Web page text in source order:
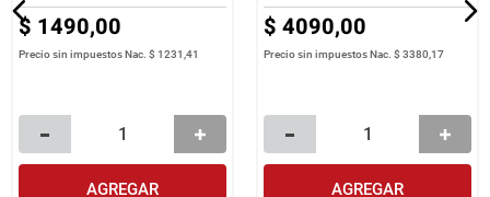
$ 1490,00
Precio sin impuestos Nac. $ 1231,41
AGREGAR
$ 4090,00
Precio sin impuestos Nac. $ 3380,17
AGREGAR